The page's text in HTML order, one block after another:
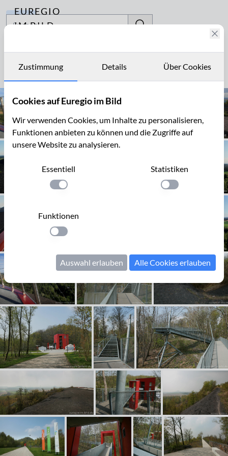
EUREGIO
IM BILD
Archiv
Kontakt
Archiv
Zustimmung Details Über Cookies
Cookies auf Euregio im Bild
Wir verwenden Cookies, um Inhalte zu personalisieren,
Funktionen anbieten zu können und die Zugriffe auf
unsere Website zu analysieren.
Essentiell
Einstellung anwenden
Statistiken
Einstellung
Funktionen
Einstellung anwenden
Auswahl erlauben Alle Cookies erlauben